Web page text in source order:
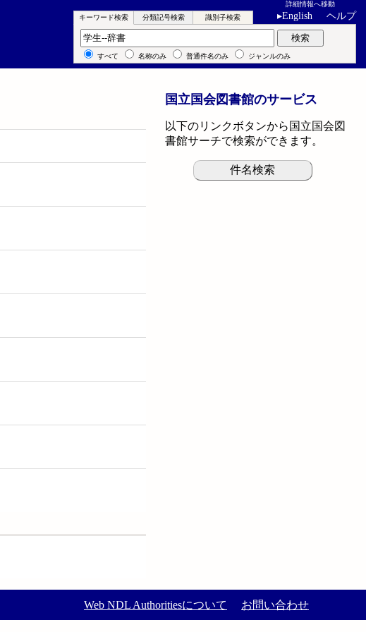
詳細情報へ移動
▸English ヘルプ
キーワード検索 分類記号検索 識別子検索
キーワード検索 検索
すべて 名称のみ 普通件名のみ ジャンルのみ
国立国会図書館のサービス
以下のリンクボタンから国立国会図
書館サーチで検索ができます。
件名検索
Web NDL Authoritiesについて お問い合わせ